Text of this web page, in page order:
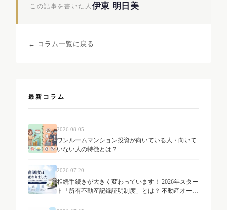
この記事を書いた人 伊東 明日美
← コラム一覧に戻る
最新コラム
2026.08.05
ワンルームマンション投資が向いている人・向いて
いない人の特徴とは？
2026.07.20
相続手続きが大きく変わっています！ 2026年スター
ト「所有不動産記録証明制度」とは？ 不動産オーナ